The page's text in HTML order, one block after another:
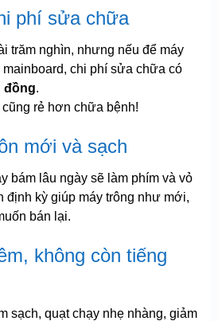
phí sửa chữa
trăm nghìn, nhưng nếu để máy
chi phí sửa chữa có
đồng.
rẻ hơn chữa bệnh!
mới và sạch
bám lâu ngày sẽ làm phím và vỏ
định kỳ giúp máy trông như mới,
bán lại.
không còn tiếng
sạch, quạt chạy nhẹ nhàng, giảm